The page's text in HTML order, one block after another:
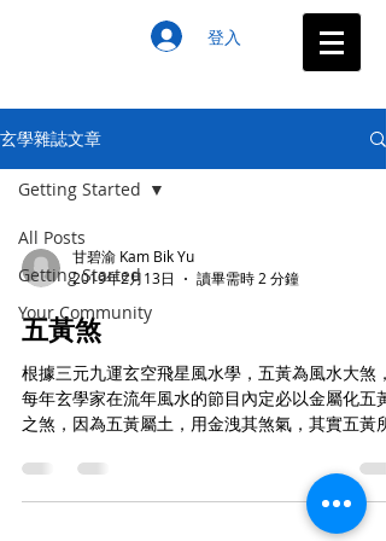
登入
玄學雜誌文章
All Posts
Getting Started
Your Community
Getting Started
甘碧渝 Kam Bik Yu
2019年2月13日
讀畢需時 2 分鐘
五黃煞
根據三元九運玄空飛星風水學，五黃為風水大煞，
每年玄學家在流年風水的節目內定必以金屬化五黃
之煞，因為五黃屬土，用金洩其煞氣，其實五黃所
是五黃到大門位置，通常都會有損財傷丁之事，如
大門位置有路沖、尖角沖射、巖巉石塊或動土等，